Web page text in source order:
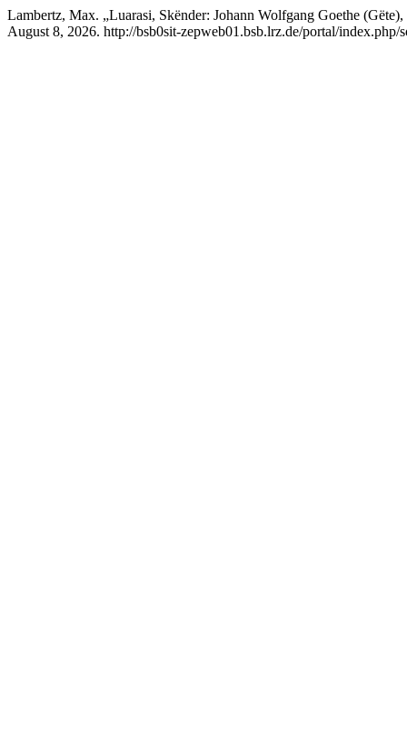
Lambertz, Max. „Luarasi, Skënder: Johann Wolfgang Goethe
August 8, 2026. http://bsb0sit-zepweb01.bsb.lrz.de/portal/index.php/